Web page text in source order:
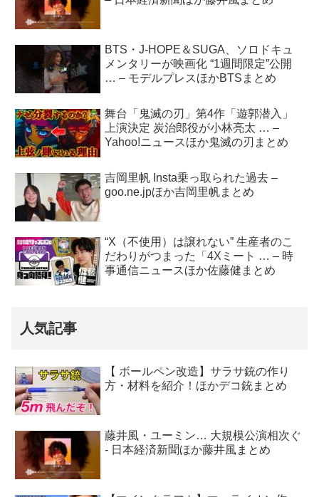
BTS・J-HOPE＆SUGA、ソロドキュ
メンタリーが映画化 “1週間限定”公開
… – モデルプレスほかBTSまとめ
舞台「鬼滅の刃」第4作「遊郭潜入」
上演決定 炭治郎役が小林亮太 … –
Yahoo!ニュースほか鬼滅の刃まとめ
吉岡里帆 Insta乗っ取られた過去 –
goo.ne.jpほか吉岡里帆まとめ
“X（不使用）は譲れない” 生産者のこ
だわりがつまった「4Xミート … – 時
事通信ニュースほか佐藤健まとめ
人気記事
【 ボールペン改造】サラサ銃の作り
方・材料を紹介！ほかデコ銃まとめ
藤井風・ユーミン… 大規模公演相次ぐ
- 日本経済新聞ほか藤井風まとめ